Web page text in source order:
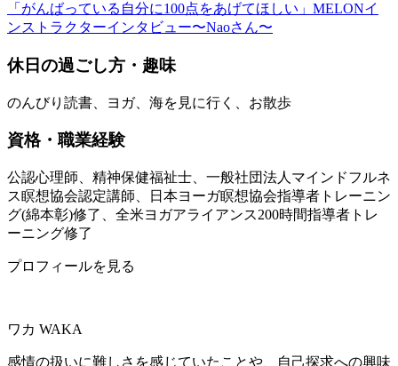
「がんばっている自分に100点をあげてほしい」MELONイ
ンストラクターインタビュー〜Naoさん〜
休日の過ごし方・趣味
のんびり読書、ヨガ、海を見に行く、お散歩
資格・職業経験
公認心理師、精神保健福祉士、一般社団法人マインドフルネ
ス瞑想協会認定講師、日本ヨーガ瞑想協会指導者トレーニン
グ(綿本彰)修了、全米ヨガアライアンス200時間指導者トレ
ーニング修了
プロフィールを見る
ワカ WAKA
感情の扱いに難しさを感じていたことや、自己探求への興味